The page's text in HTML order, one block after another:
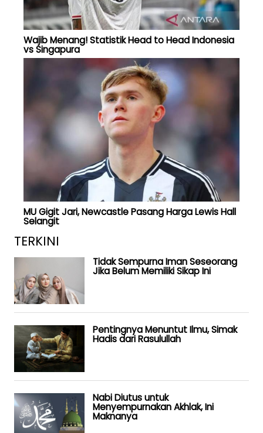
Wajib Menang! Statistik Head to Head Indonesia
vs Singapura
MU Gigit Jari, Newcastle Pasang Harga Lewis Hall
Selangit
TERKINI
Tidak Sempurna Iman Seseorang
Jika Belum Memiliki Sikap Ini
Pentingnya Menuntut Ilmu, Simak
Hadis dari Rasulullah
Nabi Diutus untuk
Menyempurnakan Akhlak, Ini
Maknanya